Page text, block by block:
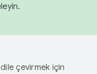
çevirmek için